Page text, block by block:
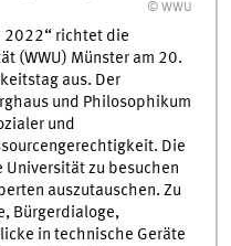
© WWU
2022“ richtet die
(WWU) Münster am 20.
aus. Der
und Philosophikum
und
Die
zu besuchen
auszutauschen. Zu
Bürgerdialoge,
in technische Geräte